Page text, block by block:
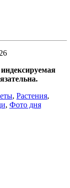
, Растения,
, Фото дня